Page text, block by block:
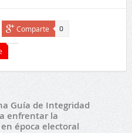
Comparte 0
Guía de Integridad
enfrentar la
época electoral